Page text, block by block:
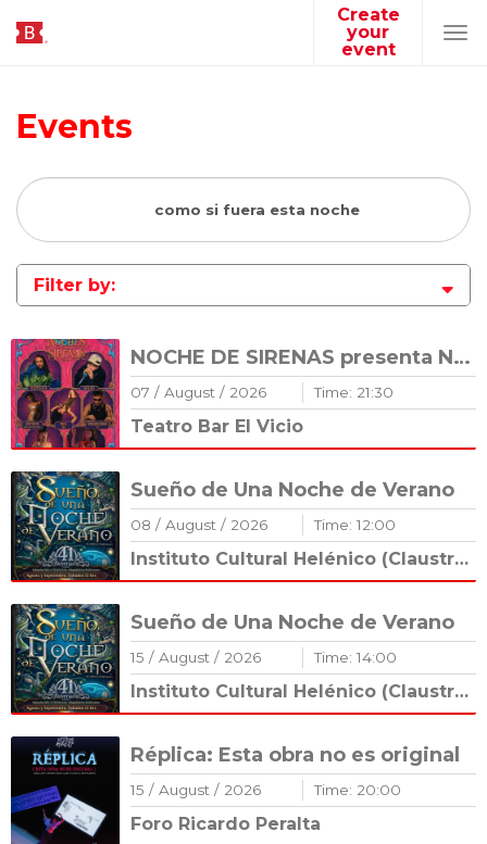
Create
your
event
Events
Filter by:
NOCHE DE SIRENAS presenta Noche de Sirenas VI
07 / August / 2026 Time: 21:30
Teatro Bar El Vicio
Sueño de Una Noche de Verano
08 / August / 2026 Time: 12:00
Instituto Cultural Helénico (Claustro Románico)
Sueño de Una Noche de Verano
15 / August / 2026 Time: 14:00
Instituto Cultural Helénico (Claustro Románico)
Réplica: Esta obra no es original
15 / August / 2026 Time: 20:00
Foro Ricardo Peralta